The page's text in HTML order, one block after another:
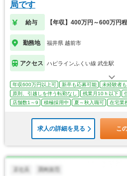
局です
給与 【年収】400万円～600万円
勤務地 福井県 越前市
アクセス ハピラインふくい線 武生駅
年収600万円以上可 新卒も応募可能
未経験者
原則、引越しを伴う転勤なし
残業月10ｈ以下
店舗数1～9
積極採用中 夏～秋入職可 在宅業
求人の詳細を見る こ